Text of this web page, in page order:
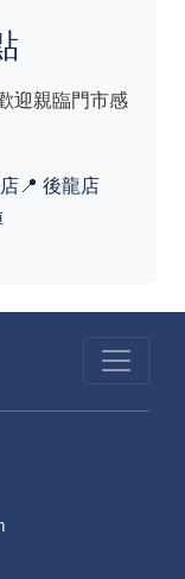
迎親臨門市感
📍 後龍店